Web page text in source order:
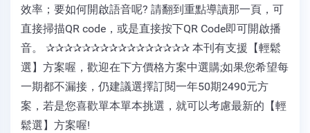
效率；要如何開啟語音呢? 請翻到重點導讀那一頁，可
直接掃描QR code，或是直接按下QR Code即可開啟播
音。 ✰✰✰✰✰✰✰✰✰✰✰✰✰✰✰✰ 本刊有支援【輕鬆
選】方案喔，歡迎在下方價格方案中選購;如果您希望每
一期都不漏接，仍建議選擇訂閱一年50期2490元方
案，若是您喜歡單本單本挑選，就可以考慮最新的【輕
鬆選】方案喔!